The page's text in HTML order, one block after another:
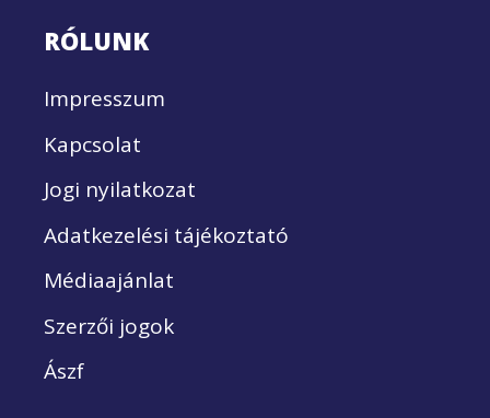
RÓLUNK
Impresszum
Kapcsolat
Jogi nyilatkozat
Adatkezelési tájékoztató
Médiaajánlat
Szerzői jogok
Ászf